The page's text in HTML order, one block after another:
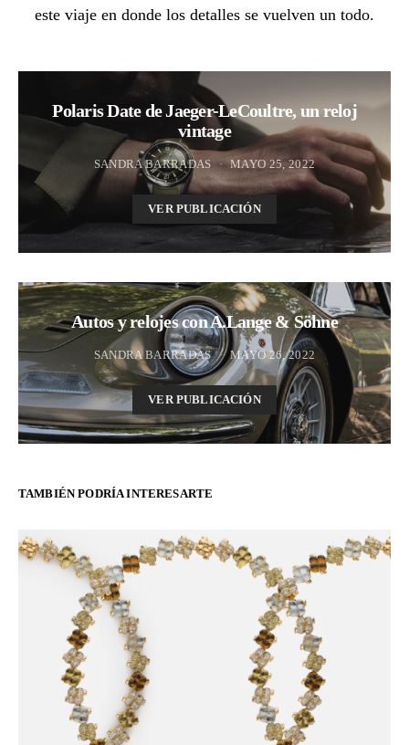
este viaje en donde los detalles se vuelven un todo.
Polaris Date de Jaeger-LeCoultre, un reloj
vintage
SANDRA BARRADAS MAYO 25, 2022
VER PUBLICACIÓN
Autos y relojes con A.Lange & Söhne
SANDRA BARRADAS MAYO 26, 2022
VER PUBLICACIÓN
TAMBIÉN PODRÍA INTERESARTE